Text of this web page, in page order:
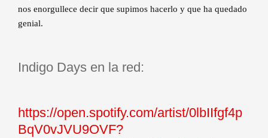
nos enorgullece decir que supimos hacerlo y que ha quedado
genial.
Indigo Days en la red:
https://open.spotify.com/artist/0lbIIfgf4p
BqV0vJVU9OVF?